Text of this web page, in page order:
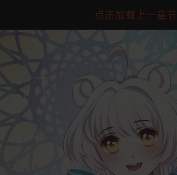
点击加载上一章节